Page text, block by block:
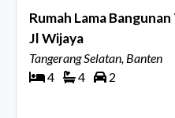
Rumah Lama
Jl Wijaya
Tangerang Selatan, Banten
4
4 2